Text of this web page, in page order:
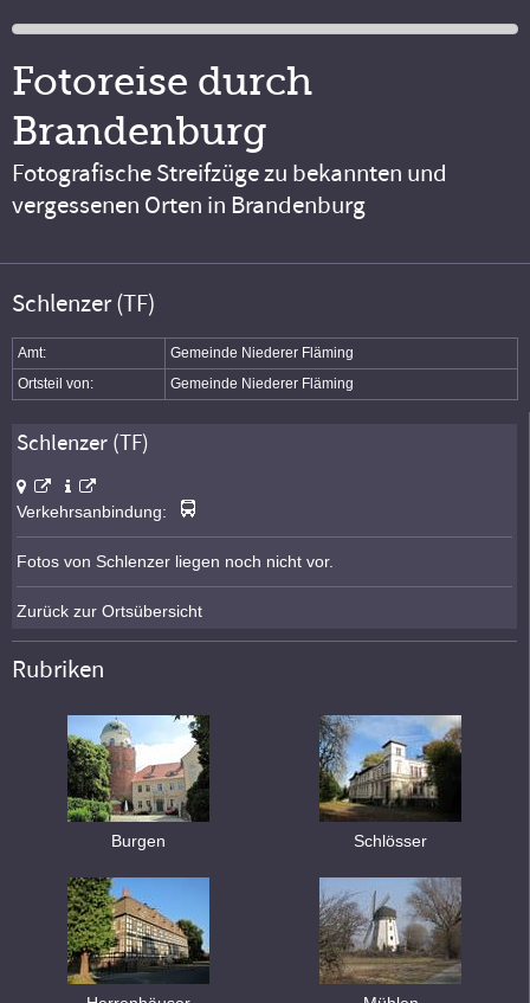
Fotoreise durch
Brandenburg
Fotografische Streifzüge zu bekannten und
vergessenen Orten in Brandenburg
Schlenzer (TF)
Amt:
Gemeinde Niederer Fläming
Ortsteil von:
Gemeinde Niederer Fläming
Schlenzer (TF)
Verkehrsanbindung:
Fotos von Schlenzer liegen noch nicht vor.
Zurück zur Ortsübersicht
Rubriken
Burgen Schlösser